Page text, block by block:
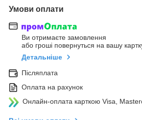
Умови оплати
Ви отримаєте замовлення
або гроші повернуться на вашу
Детальніше
Післяплата
Оплата на рахунок
Онлайн-оплата карткою Visa,